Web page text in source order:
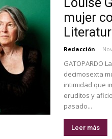
mujer
Redacción -
GATOPARDO
decimosexta
intimidad que
eruditos y
pasado...
Leer más